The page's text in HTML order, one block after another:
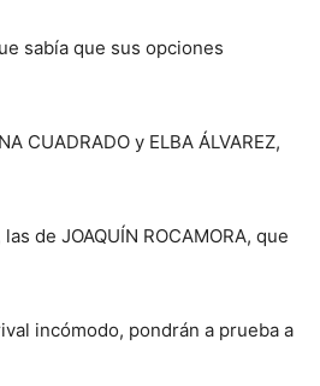
sabía que sus opciones
CUADRADO y ELBA ÁLVAREZ,
de JOAQUÍN ROCAMORA, que
incómodo, pondrán a prueba a